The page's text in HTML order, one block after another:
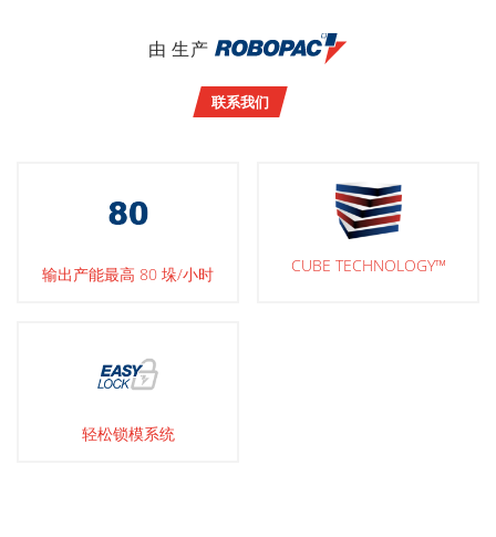
由 生产
联系我们
输出产能最高 80 垛/小时 CUBE TECHNOLOGY™
轻松锁模系统